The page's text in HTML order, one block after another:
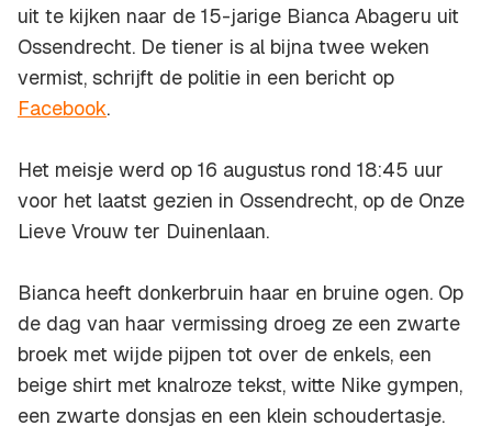
uit te kijken naar de 15-jarige Bianca Abageru uit
Ossendrecht. De tiener is al bijna twee weken
vermist, schrijft de politie in een bericht op
Facebook.
Het meisje werd op 16 augustus rond 18:45 uur
voor het laatst gezien in Ossendrecht, op de Onze
Lieve Vrouw ter Duinenlaan.
Bianca heeft donkerbruin haar en bruine ogen. Op
de dag van haar vermissing droeg ze een zwarte
broek met wijde pijpen tot over de enkels, een
beige shirt met knalroze tekst, witte Nike gympen,
een zwarte donsjas en een klein schoudertasje.